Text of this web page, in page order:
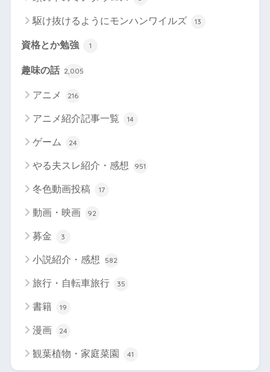
駆け抜けるようにモンハンワイルズ 13
資格とか勉強 1
趣味の話 2,005
アニメ 216
アニメ紹介記事一覧 14
ゲーム 24
やる夫スレ紹介・感想 951
冬色動画投稿 17
動画・映画 92
募金 3
小説紹介・感想 582
旅行・自転車旅行 35
書籍 19
漫画 24
観葉植物・家庭菜園 41